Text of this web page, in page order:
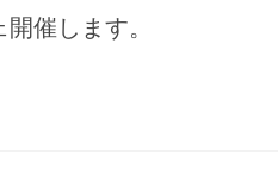
催します。